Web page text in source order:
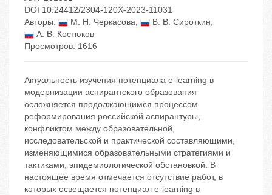
DOI 10.24412/2304-120X-2023-11031
Авторы:
М. Н. Черкасова, В. В. Сироткин,
А. В. Костюков
Просмотров: 1616
Актуальность изучения потенциала e-learning в
модернизации аспирантского образования
осложняется продолжающимся процессом
реформирования российской аспирантуры,
конфликтом между образовательной,
исследовательской и практической составляющими,
изменяющимися образовательными стратегиями и
тактиками, эпидемиологической обстановкой. В
настоящее время отмечается отсутствие работ, в
которых освещается потенциал e-learning в